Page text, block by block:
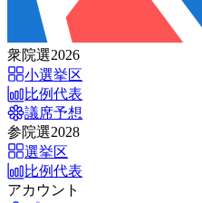
衆院選2026
小選挙区
比例代表
議席予想
参院選2028
選挙区
比例代表
アカウント